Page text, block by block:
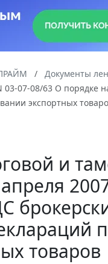
Документы
07-08/63 О порядке
экспортных
и
товаров